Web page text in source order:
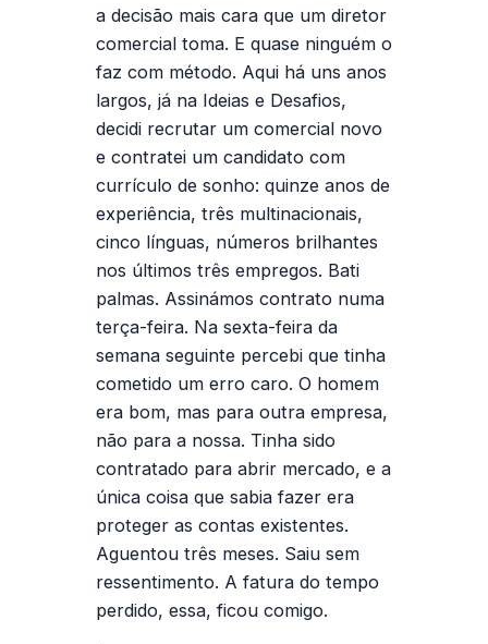
a decisão mais cara que um diretor
comercial toma. E quase ninguém o
faz com método. Aqui há uns anos
largos, já na Ideias e Desafios,
decidi recrutar um comercial novo
e contratei um candidato com
currículo de sonho: quinze anos de
experiência, três multinacionais,
cinco línguas, números brilhantes
nos últimos três empregos. Bati
palmas. Assinámos contrato numa
terça-feira. Na sexta-feira da
semana seguinte percebi que tinha
cometido um erro caro. O homem
era bom, mas para outra empresa,
não para a nossa. Tinha sido
contratado para abrir mercado, e a
única coisa que sabia fazer era
proteger as contas existentes.
Aguentou três meses. Saiu sem
ressentimento. A fatura do tempo
perdido, essa, ficou comigo.